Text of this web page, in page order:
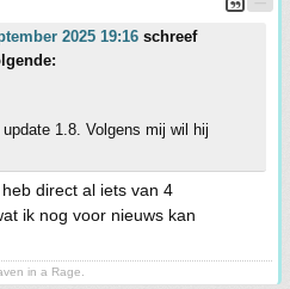
2025 19:16 schreef
1.8. Volgens mij wil hij
direct al iets van 4
ik nog voor nieuws kan
in a Rage.